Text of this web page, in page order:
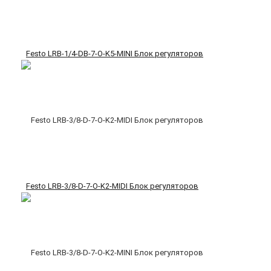
Festo LRB-1/4-DB-7-O-K5-MINI Блок регуляторов
Festo LRB-3/8-D-7-O-K2-MIDI Блок регуляторов